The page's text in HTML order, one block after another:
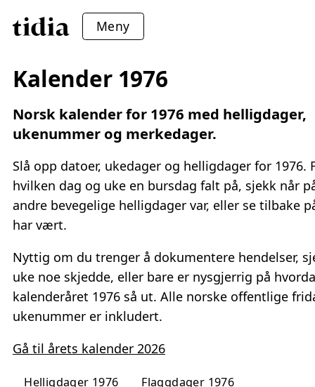
Meny
Kalender 1976
Norsk kalender for 1976 med helligdager,
ukenummer og merkedager.
Slå opp datoer, ukedager og helligdager for 1976.
hvilken dag og uke en bursdag falt på, sjekk når
andre bevegelige helligdager var, eller se tilbake
har vært.
Nyttig om du trenger å dokumentere hendelser,
uke noe skjedde, eller bare er nysgjerrig på
kalenderåret 1976 så ut. Alle norske offentlige
ukenummer er inkludert.
Gå til årets kalender 2026
Helligdager 1976 Flaggdager 1976